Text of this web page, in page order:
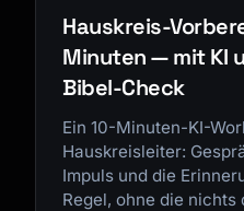
Hauskreis-
Minuten — mit KI
Bibel-Check
Ein 10-Minuten-KI-
Hauskreisleiter:
Impuls und die
Regel, ohne die nichts